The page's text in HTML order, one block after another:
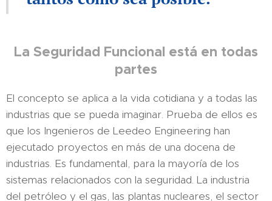
La Seguridad Funcional está en todas
partes
El concepto se aplica a la vida cotidiana y a todas las
industrias que se pueda imaginar. Prueba de ellos es
que los Ingenieros de Leedeo Engineering han
ejecutado proyectos en más de una docena de
industrias. Es fundamental, para la mayoría de los
sistemas relacionados con la seguridad. La industria
del petróleo y el gas, las plantas nucleares, el sector